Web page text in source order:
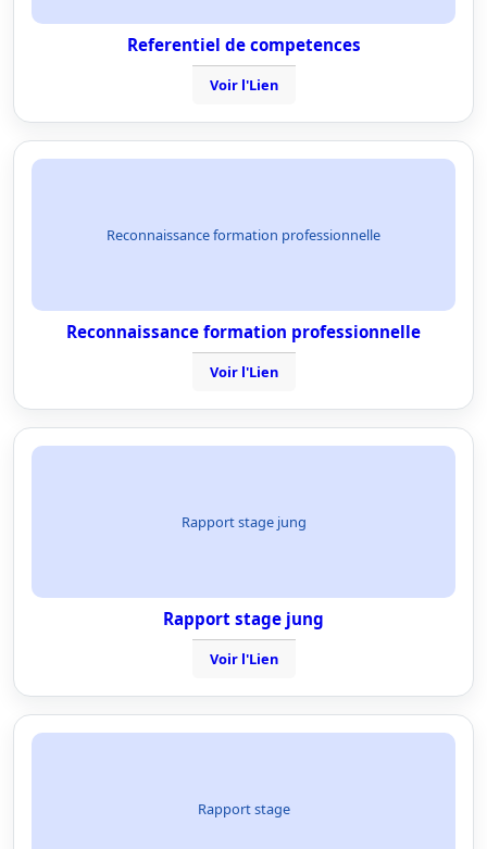
Referentiel de competences
Voir l'Lien
Reconnaissance formation professionnelle
Reconnaissance formation professionnelle
Voir l'Lien
Rapport stage jung
Rapport stage jung
Voir l'Lien
Rapport stage